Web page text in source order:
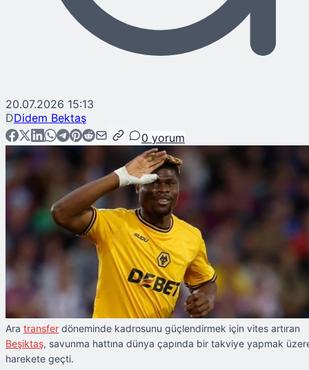
20.07.2026 15:13
DDidem Bektaş
0 yorum
Ara transfer döneminde kadrosunu güçlendirmek için vites artıran
Beşiktaş, savunma hattına dünya çapında bir takviye yapmak
harekete geçti.